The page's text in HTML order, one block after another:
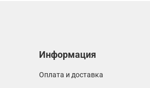
Информация
Оплата и доставка